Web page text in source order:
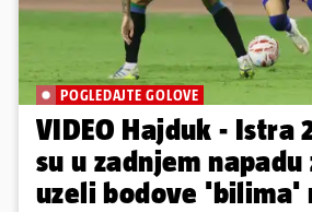
POGLEDAJTE GOLOVE
VIDEO Hajduk - Istra
su u zadnjem
uzeli bodove 'bilima'